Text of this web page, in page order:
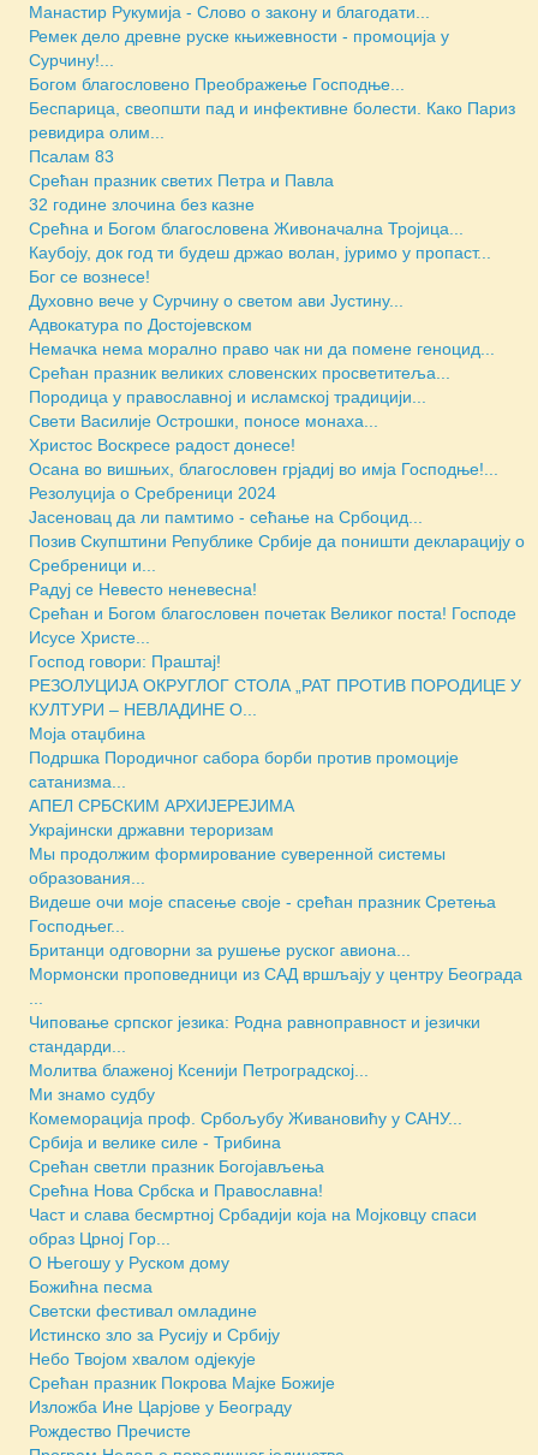
Манастир Рукумија - Слово о закону и благодати...
Ремек дело древне руске књижевности - промоција у
Сурчину!...
Богом благословено Преображење Господње...
Беспарица, свеопшти пад и инфективне болести. Како Париз
ревидира олим...
Псалам 83
Срећан празник светих Петра и Павла
32 године злочина без казне
Срећна и Богом благословена Живоначална Тројица...
Каубоју, док год ти будеш држао волан, јуримо у пропаст...
Бoг се вознесе!
Духовно вече у Сурчину о светом ави Јустину...
Адвокатура по Достојевском
Немачка нема морално право чак ни да помене геноцид...
Срећан празник великих словенских просветитеља...
Породица у православној и исламској традицији...
Свети Василије Острошки, поносе монаха...
Христос Воскресе радост донесе!
Осана во вишњих, благословен грјадиј во имја Господње!...
Резолуција о Сребреници 2024
Јасеновац да ли памтимо - сећање на Србоцид...
Позив Скупштини Републике Србије да поништи декларацију о
Сребреници и...
Радуј се Невесто неневесна!
Срећан и Богом благословен почетак Великог поста! Господе
Исусе Христе...
Господ говори: Праштај!
РЕЗОЛУЦИЈА ОКРУГЛОГ СТОЛА „РАТ ПРОТИВ ПОРОДИЦЕ У
КУЛТУРИ – НЕВЛАДИНЕ О...
Моја отаџбина
Подршка Породичног сабора борби против промоције
сатанизма...
АПЕЛ СРБСКИМ АРХИЈЕРЕЈИМА
Украјински државни тероризам
Мы продолжим формирование суверенной системы
образования...
Видеше очи моје спасење своје - срећан празник Сретења
Господњег...
Британци одговорни за рушење руског авиона...
Мормонски проповедници из САД вршљају у центру Београда
Чиповање српског језика: Родна равноправност и језички
стандарди...
Молитва блаженој Ксенији Петроградској...
Ми знамо судбу
Комеморација проф. Србољубу Живановићу у САНУ...
Србија и велике силе - Трибина
Срећан светли празник Богојављења
Срећна Нова Србска и Православна!
Част и слава бесмртној Србадији која на Мојковцу спаси
образ Црној Гор...
О Његошу у Руском дому
Божићна песма
Светски фестивал омладине
Истинско зло за Русију и Србију
Небо Твојом хвалом одјекује
Срећан празник Покрова Мајке Божије
Изложба Ине Царјове у Београду
Рождество Пречисте